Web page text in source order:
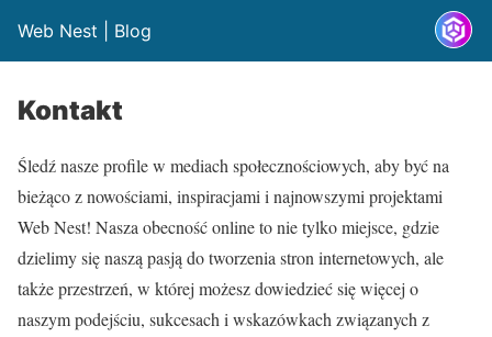
Web Nest | Blog
Kontakt
Śledź nasze profile w mediach społecznościowych, aby być na
bieżąco z nowościami, inspiracjami i najnowszymi projektami
Web Nest! Nasza obecność online to nie tylko miejsce, gdzie
dzielimy się naszą pasją do tworzenia stron internetowych, ale
także przestrzeń, w której możesz dowiedzieć się więcej o
naszym podejściu, sukcesach i wskazówkach związanych z